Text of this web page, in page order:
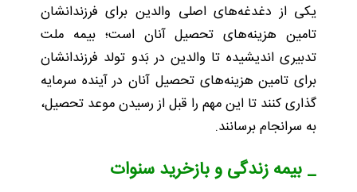
یکی از دغدغه‌های اصلی والدین برای فرزندانشان
تامین هزینه‌های تحصیل آنان است؛ بیمه ملت
تدبیری اندیشیده تا والدین در بَدو تولد فرزندانشان
برای تامین هزینه‌های تحصیل آنان در آینده سرمایه
گذاری کنند تا این مهم را قبل از رسیدن موعد تحصیل،
به سرانجام برسانند.
_ بیمه زندگی و بازخرید سنوات